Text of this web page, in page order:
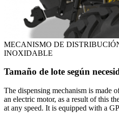
MECANISMO DE
INOXIDABLE
Tamaño de lote según
The dispensing mechanism is made
an electric motor, as a result of this
at any speed. It is equipped with a